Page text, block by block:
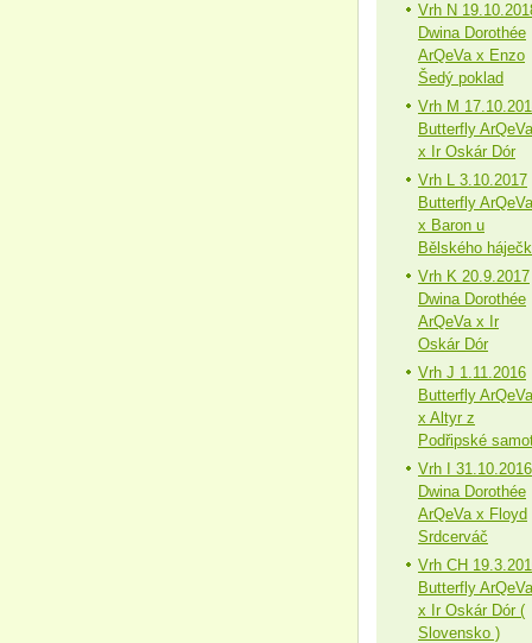
Vrh N
Dwina Dorothée
ArQeVa x Enzo
Šedý poklad
Vrh M
Butterfly ArQeVa
x Ir Oskár Dór
Vrh L 3.10.2017
Butterfly ArQeVa
x Baron u
Bělského
Vrh K 20.9.2017
Dwina Dorothée
ArQeVa x Ir
Oskár Dór
Vrh J 1.11.2016
Butterfly ArQeVa
x Altyr z
Podřipské
Vrh I 31.10.2016
Dwina Dorothée
ArQeVa x Floyd
Srdcerváč
Vrh CH
Butterfly ArQeVa
x Ir Oskár Dór (
Slovensko )